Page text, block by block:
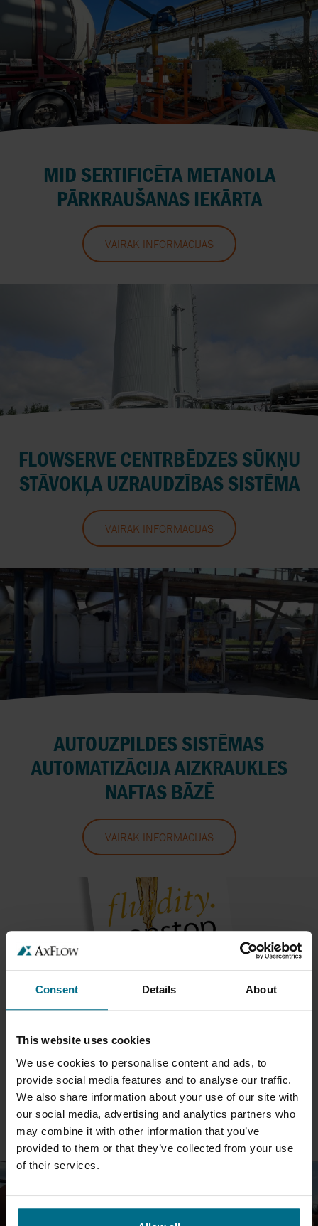
Consent Details About
This website uses cookies
We use cookies to personalise content and ads, to
provide social media features and to analyse our traffic.
We also share information about your use of our site with
our social media, advertising and analytics partners who
may combine it with other information that you’ve
provided to them or that they’ve collected from your use
of their services.
MID SERTIFICĒTA METANOLA
PĀRKRAUŠANAS IEKĀRTA
VAIRĀK INFORMĀCIJAS
FLOWSERVE CENTRBĒDZES SŪKŅU
STĀVOKĻA UZRAUDZĪBAS SISTĒMA
VAIRĀK INFORMĀCIJAS
AUTOUZPILDES SISTĒMAS
AUTOMATIZĀCIJA AIZKRAUKLES
NAFTAS BĀZĒ
VAIRĀK INFORMĀCIJAS
APV IEKĀRTAS PĀRTIKAS
RŪPNIECĪBAI
VAIRĀK INFORMĀCIJAS